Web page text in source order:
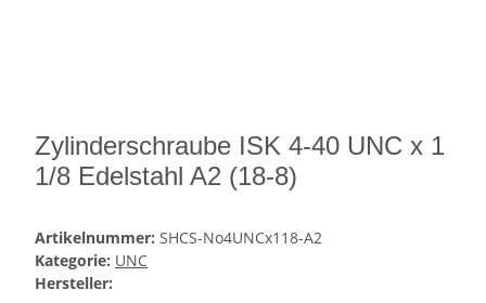
Zylinderschraube ISK 4-40 UNC x 1
1/8 Edelstahl A2 (18-8)
Artikelnummer: SHCS-No4UNCx118-A2
Kategorie: UNC
Hersteller: